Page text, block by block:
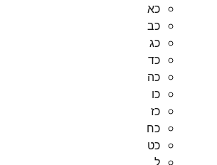
כא
כב
כג
כד
כה
כו
כז
כח
כט